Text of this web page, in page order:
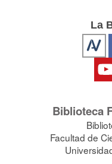
La
Biblioteca
Facultad de